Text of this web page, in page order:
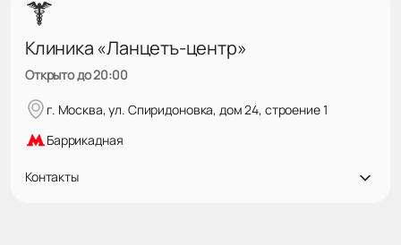
Клиника «Ланцетъ-центр»
Открыто до 20:00
г. Москва, ул. Спиридоновка, дом 24, строение 1
Баррикадная
Контакты